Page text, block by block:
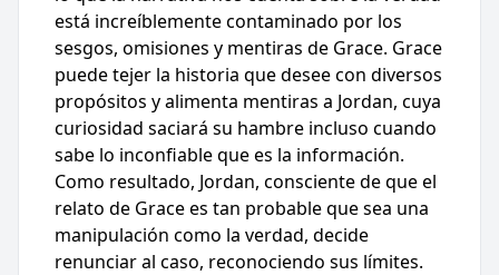
está increíblemente contaminado por los
sesgos, omisiones y mentiras de Grace. Grace
puede tejer la historia que desee con diversos
propósitos y alimenta mentiras a Jordan, cuya
curiosidad saciará su hambre incluso cuando
sabe lo inconfiable que es la información.
Como resultado, Jordan, consciente de que el
relato de Grace es tan probable que sea una
manipulación como la verdad, decide
renunciar al caso, reconociendo sus límites.